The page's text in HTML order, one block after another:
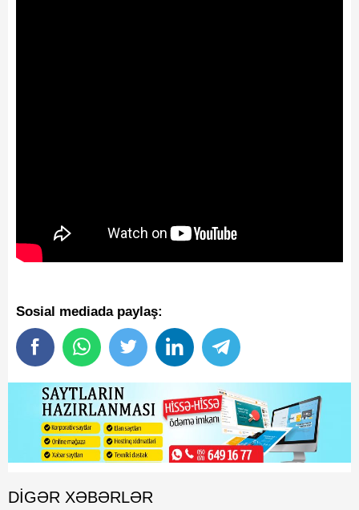
Sosial mediada paylaş:
DIGƏR XƏBƏRLƏR